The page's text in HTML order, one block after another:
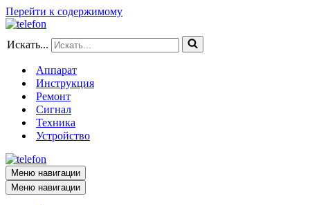
Перейти к содержимому
Искать...
Аппарат
Инструкция
Ремонт
Сигнал
Техника
Устройство
Меню навигации
Меню навигации